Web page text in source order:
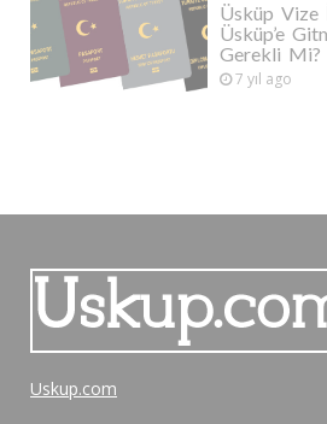
Üsküp Vize
Üsküp’e
Gerekli Mi?
7 yıl ago
Uskup.com